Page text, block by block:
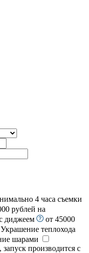
4 часа съемки
рублей на
диджеем
от 45000
Украшение теплохода
шарами
производится с